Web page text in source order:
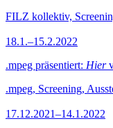
FILZ kollektiv,
18.1.–15.2.2022
.mpeg präsentiert: Hier
.mpeg, Screening,
17.12.2021–14.1.2022